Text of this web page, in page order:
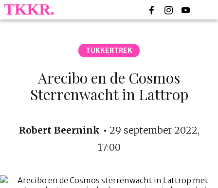
TUKKERTREK
Arecibo en de Cosmos
Sterrenwacht in Lattrop
Robert Beernink
29 september 2022,
17:00